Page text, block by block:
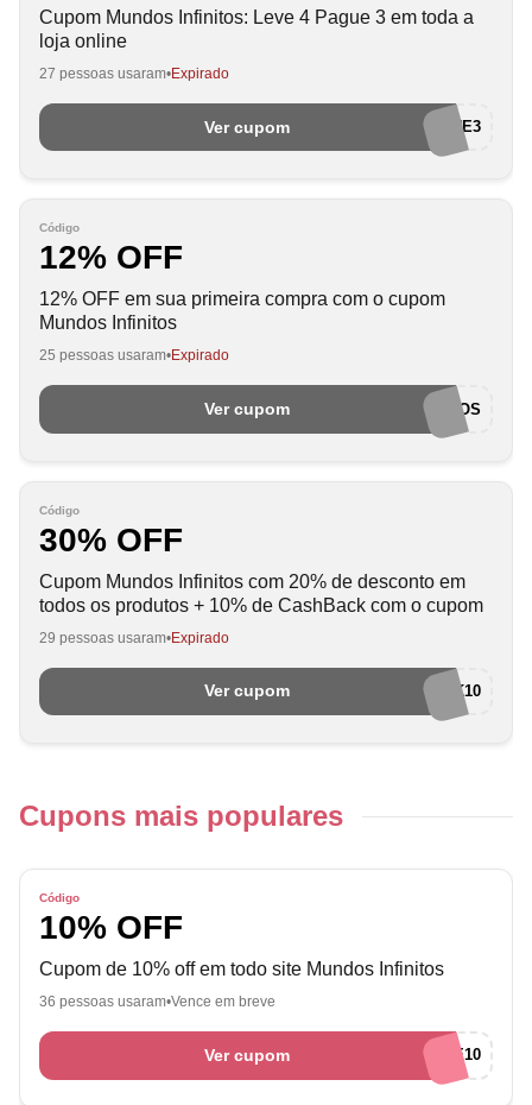
Cupom Mundos Infinitos: Leve 4 Pague 3 em toda a
loja online
27 pessoas usaram Expirado
Ver cupom LEVE4PAGUE3
Código
12% OFF
12% OFF em sua primeira compra com o cupom
Mundos Infinitos
25 pessoas usaram Expirado
Ver cupom BEMVINDOAMUNDOS
Código
30% OFF
Cupom Mundos Infinitos com 20% de desconto em
todos os produtos + 10% de CashBack com o cupom
29 pessoas usaram Expirado
Ver cupom CASHBACK10
Cupons mais populares
Código
10% OFF
Cupom de 10% off em todo site Mundos Infinitos
36 pessoas usaram Vence em breve
Ver cupom EMBARQUE10